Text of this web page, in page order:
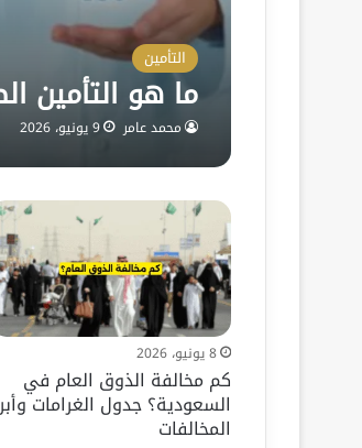
التأمين
ما هو التأمين
محمد عامر 9 يونيو، 2026
8 يونيو، 2026
كم مخالفة الذوق العام في
السعودية؟ جدول الغرامات
المخالفات